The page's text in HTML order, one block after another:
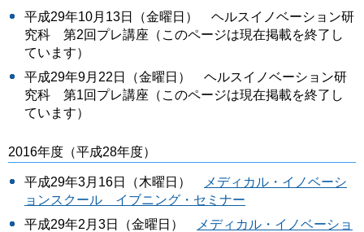
平成29年10月13日（金曜日） ヘルスイノベーション研
究科 第2回プレ講座（このページは現在掲載を終了し
ています）
平成29年9月22日（金曜日） ヘルスイノベーション研
究科 第1回プレ講座（このページは現在掲載を終了し
ています）
2016年度（平成28年度）
平成29年3月16日（木曜日）
メディカル・イノベーシ
ョンスクール イブニング・セミナー
平成29年2月3日（金曜日）
メディカル・イノベーショ